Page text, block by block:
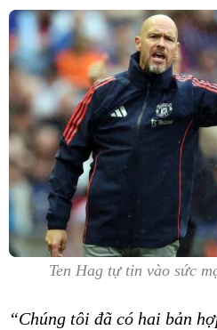
Ten Hag tự tin vào sức
“Chúng tôi đã có hai bản